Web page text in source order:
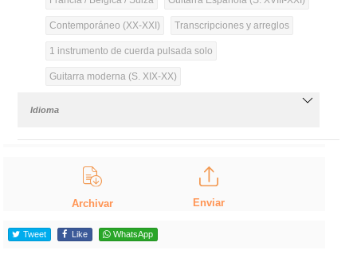
Contemporáneo (XX-XXI) Transcripciones y arreglos
1 instrumento de cuerda pulsada solo
Guitarra moderna (S. XIX-XX)
Idioma
Archivar Enviar
Tweet Like WhatsApp